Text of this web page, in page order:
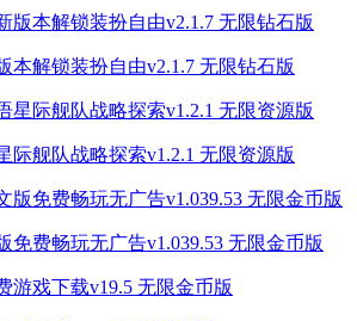
本解锁装扮自由v2.1.7 无限钻石版
际舰队战略探索v1.2.1 无限资源版
免费畅玩无广告v1.039.53 无限金币版